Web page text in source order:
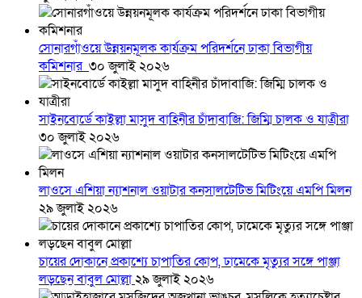
সোনারগাঁওয়ে উন্নয়নমূলক কার্যক্রম পরিদর্শনে ঢাকা বিভাগীয়
কমিশনার ৩০ জুলাই ২০২৬
সাইনবোর্ডে কাইল্লা মাসুদ বাহিনীর চাঁদাবাজি: জিম্মি চালক ও যাত্রীরা
৩০ জুলাই ২০২৬
লাওসে এশিয়া ন্যাশনাল ওয়াটার কনসালটেটিভ মিটিংয়ে এমপি মিলন
২৯ জুলাই ২০২৬
চায়ের দোকানে প্রকাশ্যে চাপাতির কোপ, ঢামেকে মৃত্যুর সঙ্গে পাঞ্জা
লড়ছেন বাবুল মোল্লা২৯ জুলাই ২০২৬